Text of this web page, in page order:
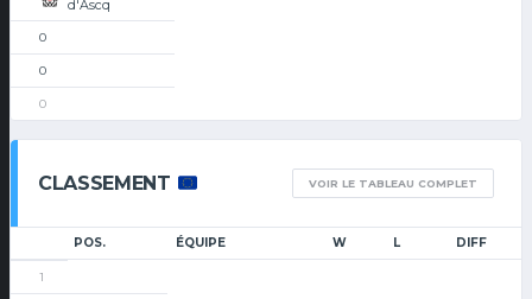
d'Ascq
0
0
0
CLASSEMENT VOIR LE TABLEAU COMPLET
POS. ÉQUIPE W L DIFF
1